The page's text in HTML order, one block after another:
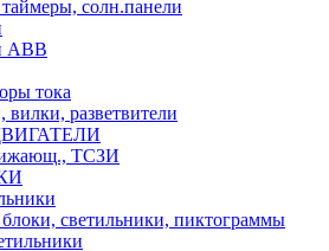
солн.панели
ABB
тока
вилки, разветвители
ТСЗИ
светильники, пиктограммы